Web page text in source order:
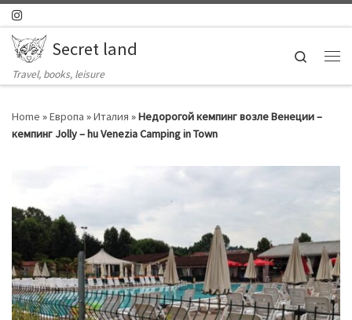
Skip to content
Secret land
Travel, books, leisure
Search
Home »Европа »Италия »Недорогой кемпинг возле Венеции –
кемпинг Jolly – hu Venezia Camping in Town